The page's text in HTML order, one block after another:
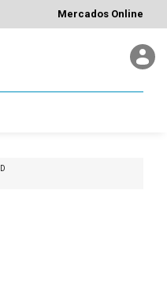
Mercados Online